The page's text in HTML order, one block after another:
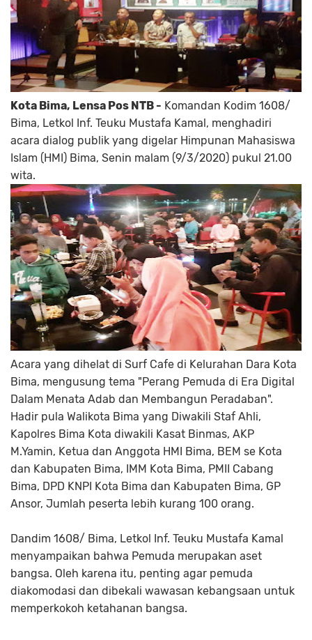
Kota Bima, Lensa Pos NTB - Komandan Kodim 1608/
Bima, Letkol Inf. Teuku Mustafa Kamal, menghadiri
acara dialog publik yang digelar Himpunan Mahasiswa
Islam (HMI) Bima, Senin malam (9/3/2020) pukul 21.00
wita.
Acara yang dihelat di Surf Cafe di Kelurahan Dara Kota
Bima, mengusung tema "Perang Pemuda di Era Digital
Dalam Menata Adab dan Membangun Peradaban".
Hadir pula Walikota Bima yang Diwakili Staf Ahli,
Kapolres Bima Kota diwakili Kasat Binmas, AKP
M.Yamin, Ketua dan Anggota HMI Bima, BEM se Kota
dan Kabupaten Bima, IMM Kota Bima, PMII Cabang
Bima, DPD KNPI Kota Bima dan Kabupaten Bima, GP
Ansor, Jumlah peserta lebih kurang 100 orang.
Dandim 1608/ Bima, Letkol Inf. Teuku Mustafa Kamal
menyampaikan bahwa Pemuda merupakan aset
bangsa. Oleh karena itu, penting agar pemuda
diakomodasi dan dibekali wawasan kebangsaan untuk
memperkokoh ketahanan bangsa.